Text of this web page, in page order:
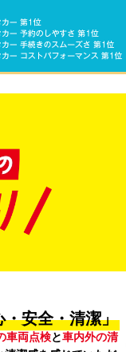
・安全・清潔」
車両点検と車内外の清